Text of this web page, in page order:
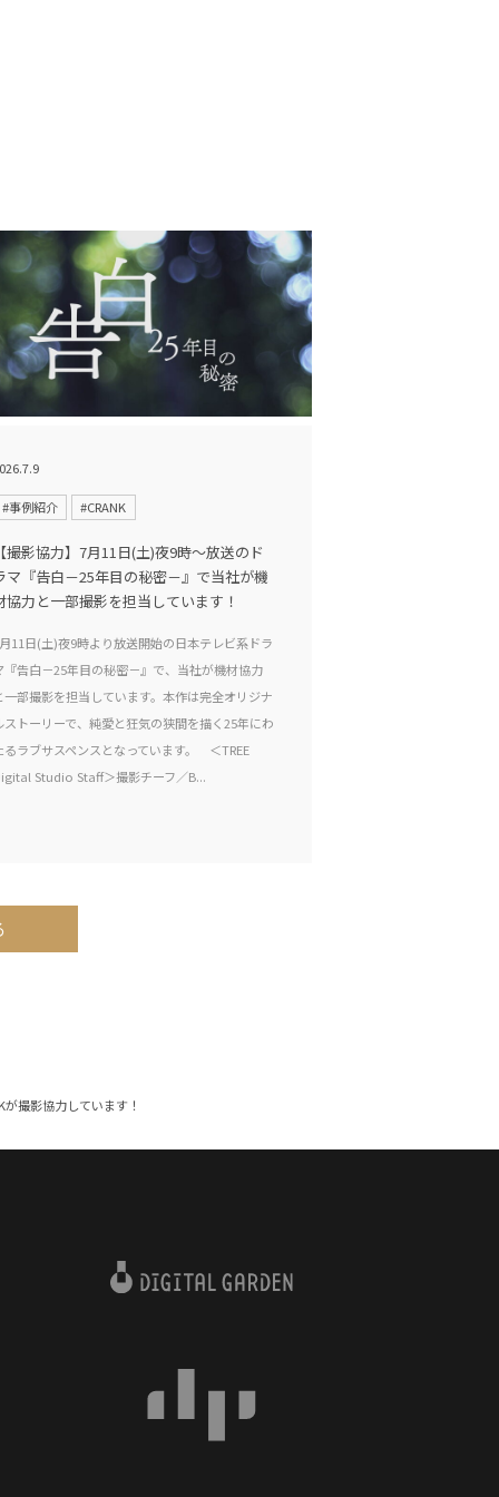
#事例紹介 #CRANK
【撮影協力】7月11日(土)夜9時〜放送のド
マ『告白－25年目の秘密－』で当社が機
協力と一部撮影を担当しています！
11日(土)夜9時より放送開始の日本テレビ系ドラ
『告白－25年目の秘密－』で、当社が機材協力
一部撮影を担当しています。本作は完全オリジナ
ストーリーで、純愛と狂気の狭間を描く25年にわ
るラブサスペンスとなっています。 ＜TREE
Studio Staff＞撮影チーフ／B...
撮影協力しています！